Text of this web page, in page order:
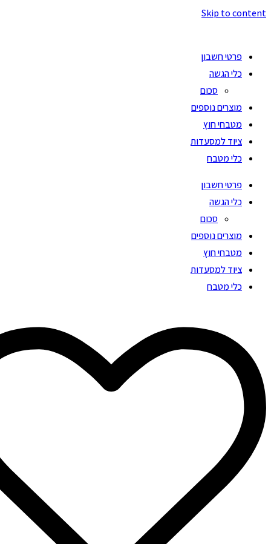
Skip to content
פרטי חשבון
כלי הגשה
סכום
מוצרים נוספים
מטבחי חוץ
ציוד למסעדות
כלי מטבח
פרטי חשבון
כלי הגשה
סכום
מוצרים נוספים
מטבחי חוץ
ציוד למסעדות
כלי מטבח